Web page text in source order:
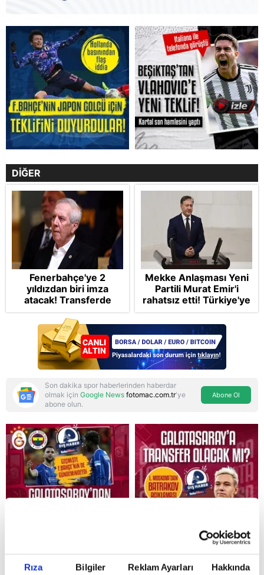
Rıza Bilgiler Reklam Ayarları Hakkında
Reddet
DİĞER
Fenerbahçe'ye 2
yıldızdan biri imza
atacak! Transferde
golcü harekatı...
Mekke Anlaşması Yeni
Partili Murat Emir'i
rahatsız etti! Türkiye'ye
"paralı muhafız" rolü
biçti
Son dakika spor haberlerinden haberdar
olmak için Google News fotomac.com.tr'ye
abone olun.
Abone Ol